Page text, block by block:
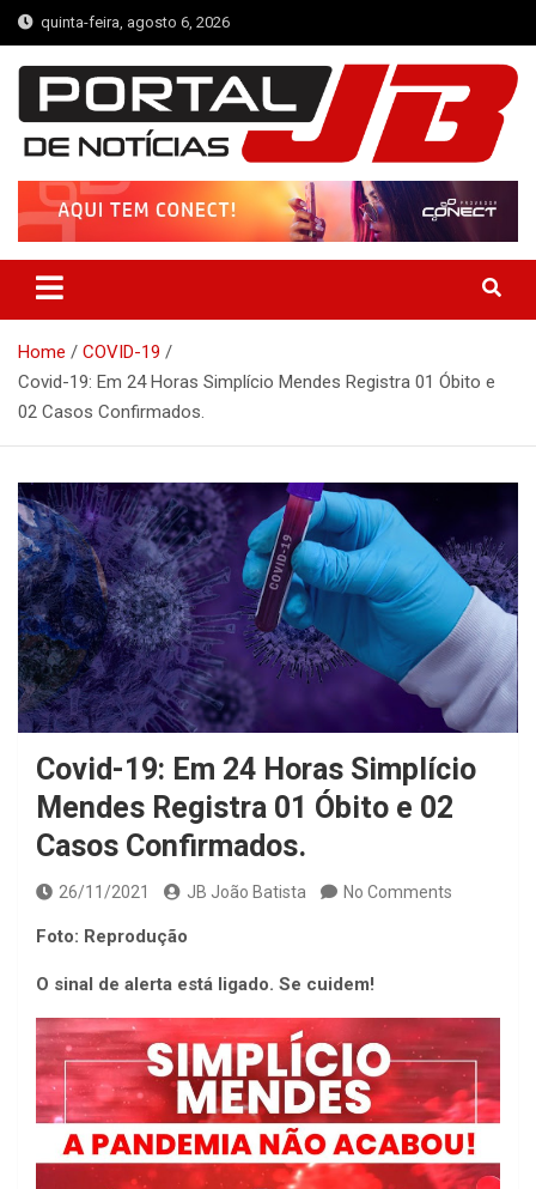
Skip
to
content
quinta-feira, agosto 6, 2026
Portal de Notícias JB
Notícias de Simplício Mendes e Região
Home
COVID-19
Covid-19: Em 24 Horas Simplício Mendes Registra 01 Óbito e
02 Casos Confirmados.
Covid-19: Em 24 Horas Simplício
Mendes Registra 01 Óbito e 02
Casos Confirmados.
26/11/2021 JB João Batista No Comments
Foto: Reprodução
O sinal de alerta está ligado. Se cuidem!